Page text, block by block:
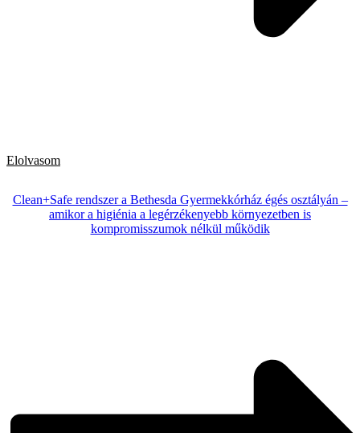
Elolvasom
Clean+Safe rendszer a Bethesda Gyermekkórház égés osztályán –
amikor a higiénia a legérzékenyebb környezetben is
kompromisszumok nélkül működik